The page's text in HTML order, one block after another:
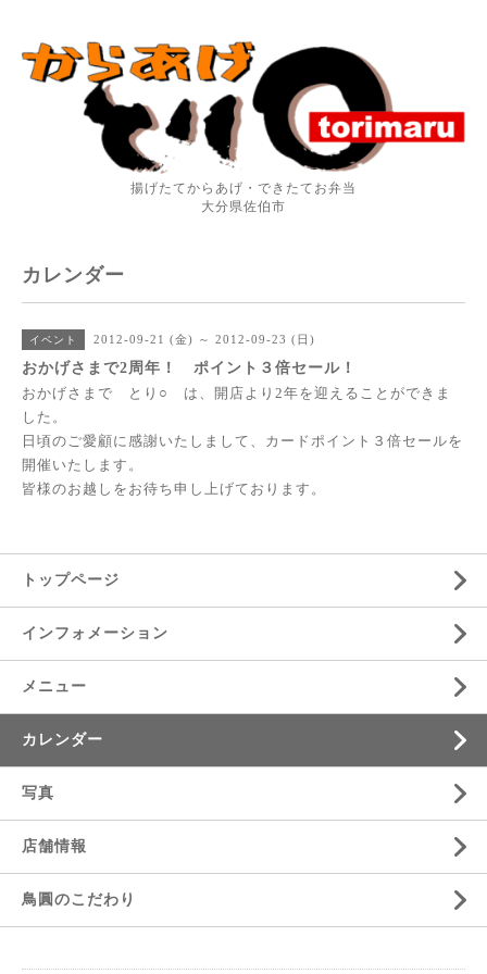
揚げたてからあげ・できたてお弁当
大分県佐伯市
カレンダー
イベント 2012-09-21 (金) ～ 2012-09-23 (日)
おかげさまで2周年！ ポイント３倍セール！
おかげさまで とり○ は、開店より2年を迎えることができま
した。
日頃のご愛顧に感謝いたしまして、カードポイント３倍セールを
開催いたします。
皆様のお越しをお待ち申し上げております。
トップページ
インフォメーション
メニュー
カレンダー
写真
店舗情報
鳥圓のこだわり